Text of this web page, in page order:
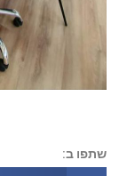
שתפו ב: